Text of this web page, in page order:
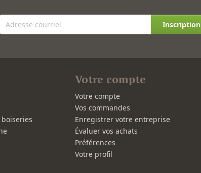
Inscription
Votre compte
Votre compte
Vos commandes
Enregistrer votre entreprise
Évaluer vos achats
Préférences
Votre profil